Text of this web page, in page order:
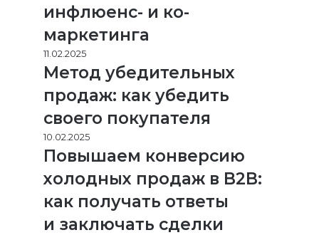
инфлюенс- и ко-
маркетинга
11.02.2025
Метод убедительных
продаж: как убедить
своего покупателя
10.02.2025
Повышаем конверсию
холодных продаж в B2B:
как получать ответы
и заключать сделки